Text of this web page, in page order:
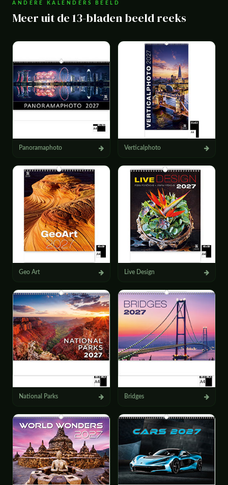
ANDERE KALENDERS BEELD
Meer uit de 13-bladen beeld reeks
Panoramaphoto Verticalphoto
Geo Art Live Design
National Parks Bridges